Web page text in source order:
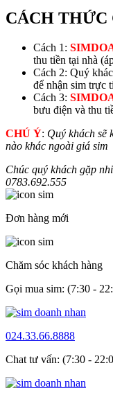
CÁCH THỨC
Cách 1:
thu tiền tại nhà
Cách 2: Quý
để nhận sim trực
Cách 3:
bưu điện và thu
CHÚ Ý: Quý khách sẽ
nào khác ngoài giá sim
Chúc quý khách gặp
0783.692.555
Đơn hàng mới
Chăm sóc khách hàng
Gọi mua sim: (7:30 -
024.33.66.8888
Chat tư vấn: (7:30 -